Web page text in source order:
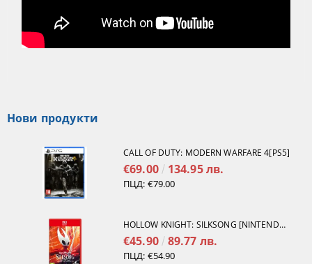
Нови продукти
CALL OF DUTY: MODERN WARFARE 4[PS5]
€69.00 134.95 лв.
ПЦД: €79.00
HOLLOW KNIGHT: SILKSONG [NINTENDO SWITCH 2]
€45.90 89.77 лв.
ПЦД: €54.90